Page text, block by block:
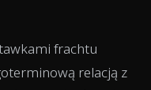
frachtu
relacją z